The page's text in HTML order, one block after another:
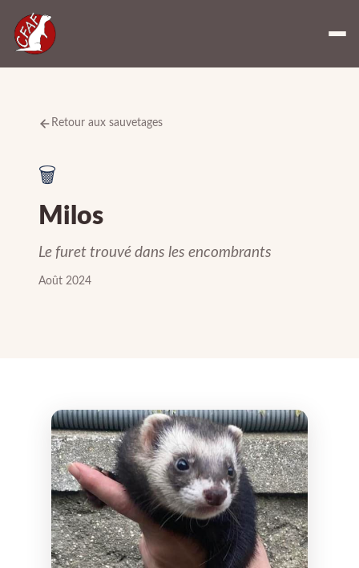
Retour aux sauvetages
🗑️
Milos
Le furet trouvé dans les encombrants
Août 2024